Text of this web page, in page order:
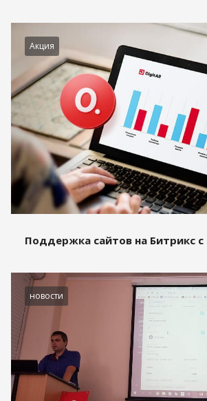
Акция
Поддержка сайтов на Битрикс с
новости